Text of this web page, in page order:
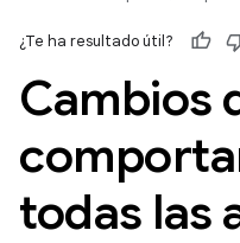
¿Te ha resultado útil?
Cambios
todas las